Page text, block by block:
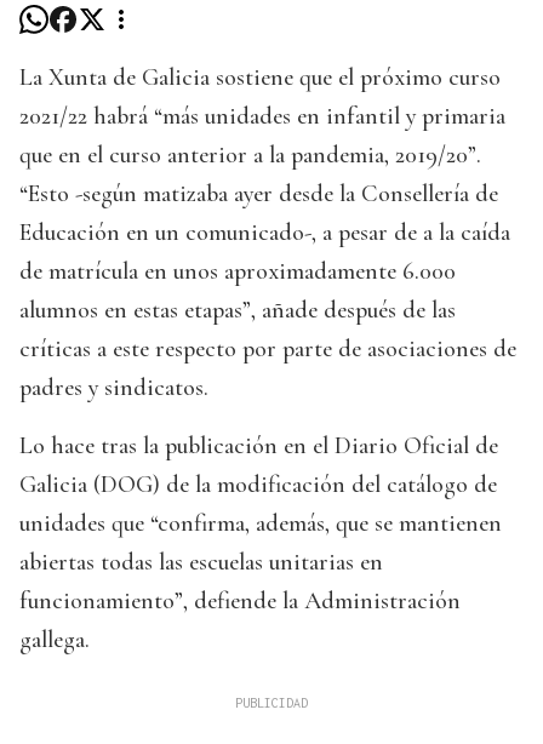
La Xunta de Galicia sostiene que el próximo curso
2021/22 habrá “más unidades en infantil y primaria
que en el curso anterior a la pandemia, 2019/20”.
“Esto -según matizaba ayer desde la Consellería de
Educación en un comunicado-, a pesar de a la caída
de matrícula en unos aproximadamente 6.000
alumnos en estas etapas”, añade después de las
críticas a este respecto por parte de asociaciones de
padres y sindicatos.
Lo hace tras la publicación en el Diario Oficial de
Galicia (DOG) de la modificación del catálogo de
unidades que “confirma, además, que se mantienen
abiertas todas las escuelas unitarias en
funcionamiento”, defiende la Administración
gallega.